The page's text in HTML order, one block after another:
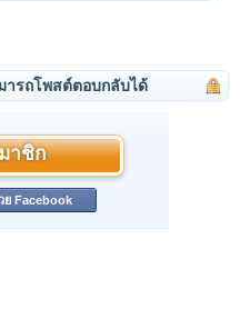
ารถโพสต์ตอบกลับได้
าชิก
ย Facebook